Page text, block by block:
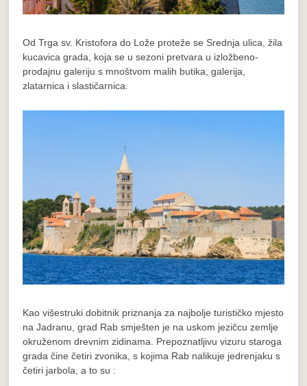
Od Trga sv. Kristofora do Lože proteže se Srednja ulica, žila
kucavica grada, koja se u sezoni pretvara u izložbeno-
prodajnu galeriju s mnoštvom malih butika, galerija,
zlatarnica i slastičarnica.
Kao višestruki dobitnik priznanja za najbolje turističko mjesto
na Jadranu, grad Rab smješten je na uskom jezičcu zemlje
okruženom drevnim zidinama. Prepoznatljivu vizuru staroga
grada čine četiri zvonika, s kojima Rab nalikuje jedrenjaku s
četiri jarbola, a to su :